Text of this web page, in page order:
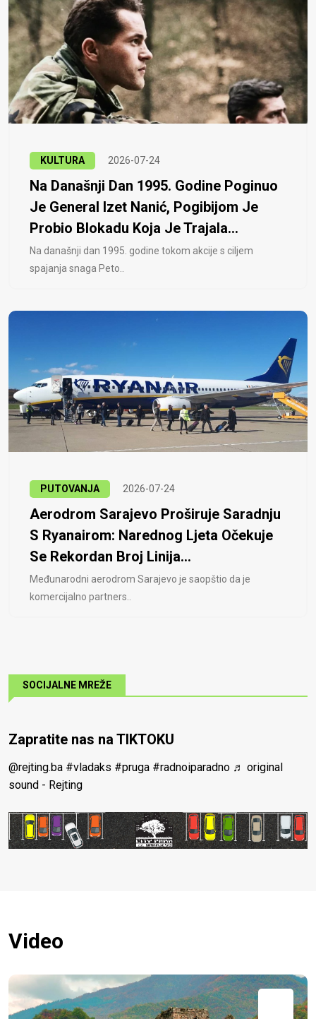
KULTURA 2026-07-24
Na Današnji Dan 1995. Godine Poginuo
Je General Izet Nanić, Pogibijom Je
Probio Blokadu Koja Je Trajala...
Na današnji dan 1995. godine tokom akcije s ciljem
spajanja snaga Peto..
PUTOVANJA 2026-07-24
Aerodrom Sarajevo Proširuje Saradnju
S Ryanairom: Narednog Ljeta Očekuje
Se Rekordan Broj Linija...
Međunarodni aerodrom Sarajevo je saopštio da je
komercijalno partners..
SOCIJALNE MREŽE
Zapratite nas na TIKTOKU
@rejting.ba #vladaks #pruga #radnoiparadno ♬ original
sound - Rejting
Video